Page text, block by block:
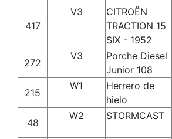
417
V3
CITROËN
TRACTION 15
SIX - 1952
272
V3
Porche Diesel
Junior 108
215
W1
Herrero de
hielo
48
W2 STORMCAST